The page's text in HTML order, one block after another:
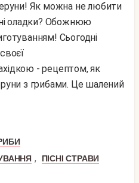
Як можна не любити
оладки? Обожнюю
Сьогодні
- рецептом, як
з грибами. Це шалений
,
ПІСНІ СТРАВИ